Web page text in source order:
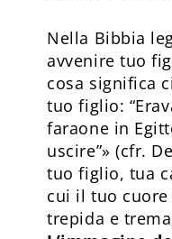
Nella Bibbia
avvenire tuo
cosa significa
tuo figlio:
faraone in
uscire”» (cfr.
tuo figlio, tua
cui il tuo cuore
trepida e